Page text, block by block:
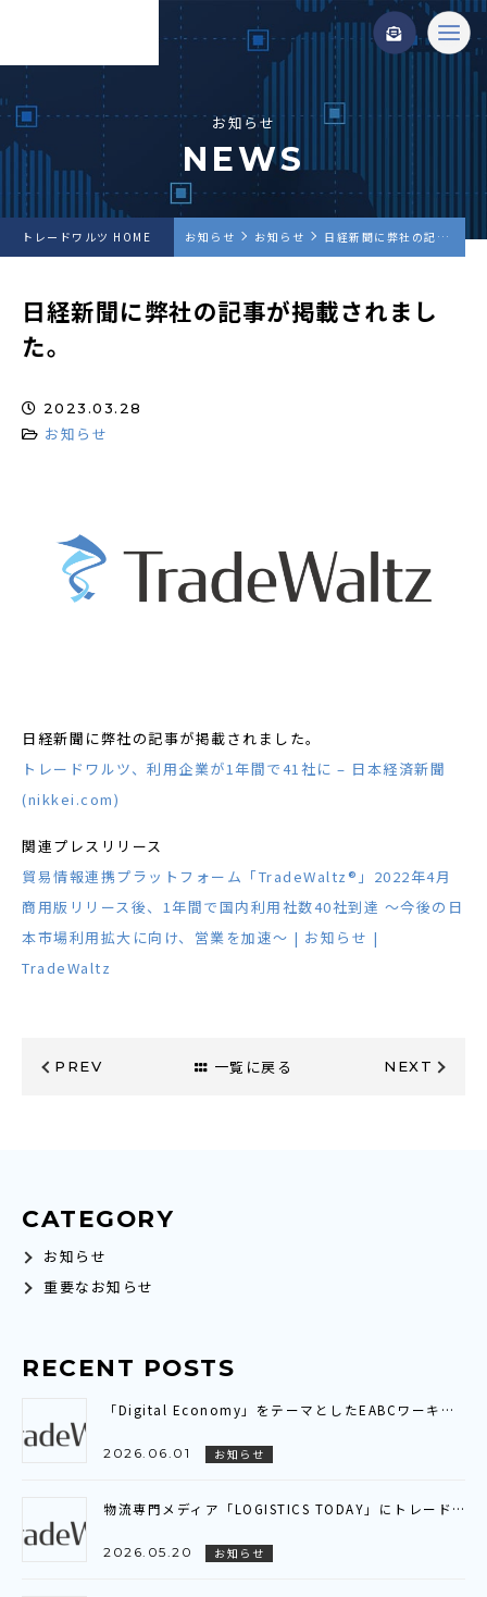
お知らせ
NEWS
トレードワルツ HOME お知らせ お知らせ 日経新聞に弊社の記事が掲載されました。
日経新聞に弊社の記事が掲載されまし
た。
2023.03.28
お知らせ
日経新聞に弊社の記事が掲載されました。
トレードワルツ、利用企業が1年間で41社に – 日本経済新聞
(nikkei.com)
関連プレスリリース
貿易情報連携プラットフォーム「TradeWaltz®」2022年4月
商用版リリース後、1年間で国内利用社数40社到達 ～今後の日
本市場利用拡大に向け、営業を加速～ | お知らせ |
TradeWaltz
PREV 一覧に戻る NEXT
CATEGORY
お知らせ
重要なお知らせ
RECENT POSTS
「Digital Economy」をテーマとしたEABCワーキンググループ会議に参加いたしました～アジア全域を繋ぐ「デジタル貿易連携（DTC）」の現状と展望を共有～
2026.06.01 お知らせ
物流専門メディア「LOGISTICS TODAY」にトレードワルツのインタビュー記事が掲載されました
2026.05.20 お知らせ